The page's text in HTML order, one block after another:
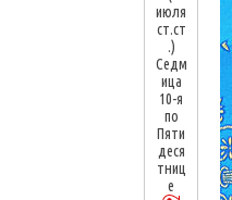
июля
ст.ст
.)
Седм
ица
10-я
по
Пяти
деся
тниц
е